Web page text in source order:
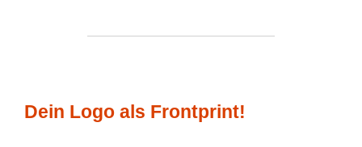
Dein Logo als Frontprint!